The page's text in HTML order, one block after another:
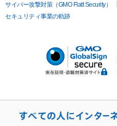
サイバー攻撃対策（GMO Flatt Security）
セキュリティ事業の軌跡